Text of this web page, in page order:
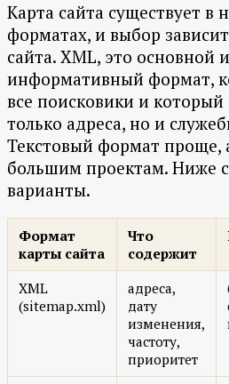
Карта сайта существует в
форматах, и выбор
сайта. XML, это основной
информативный формат,
все поисковики и который
только адреса, но и
Текстовый формат проще,
большим проектам. Ниже
варианты.
Формат
карты сайта
Что
содержит
XML
(sitemap.xml)
адреса,
дату
изменения,
частоту,
приоритет